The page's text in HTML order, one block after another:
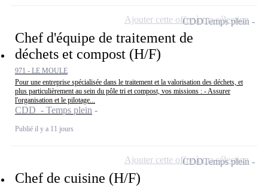
Chef d'équipe de traitement de
déchets et compost (H/F)
971 - LE MOULE
Pour une entreprise spécialisée dans le traitement et la valorisation des déchets, et
plus particulièrement au sein du pôle tri et compost, vos missions : - Assurer
l'organisation et le pilotage...
CDD - Temps plein
Publié il y a 11 jours
CDDTemps plein
Ajouter cette offre à ma sélection
Chef de cuisine (H/F)
CDDTemps plein
Ajouter cette offre à ma sélection